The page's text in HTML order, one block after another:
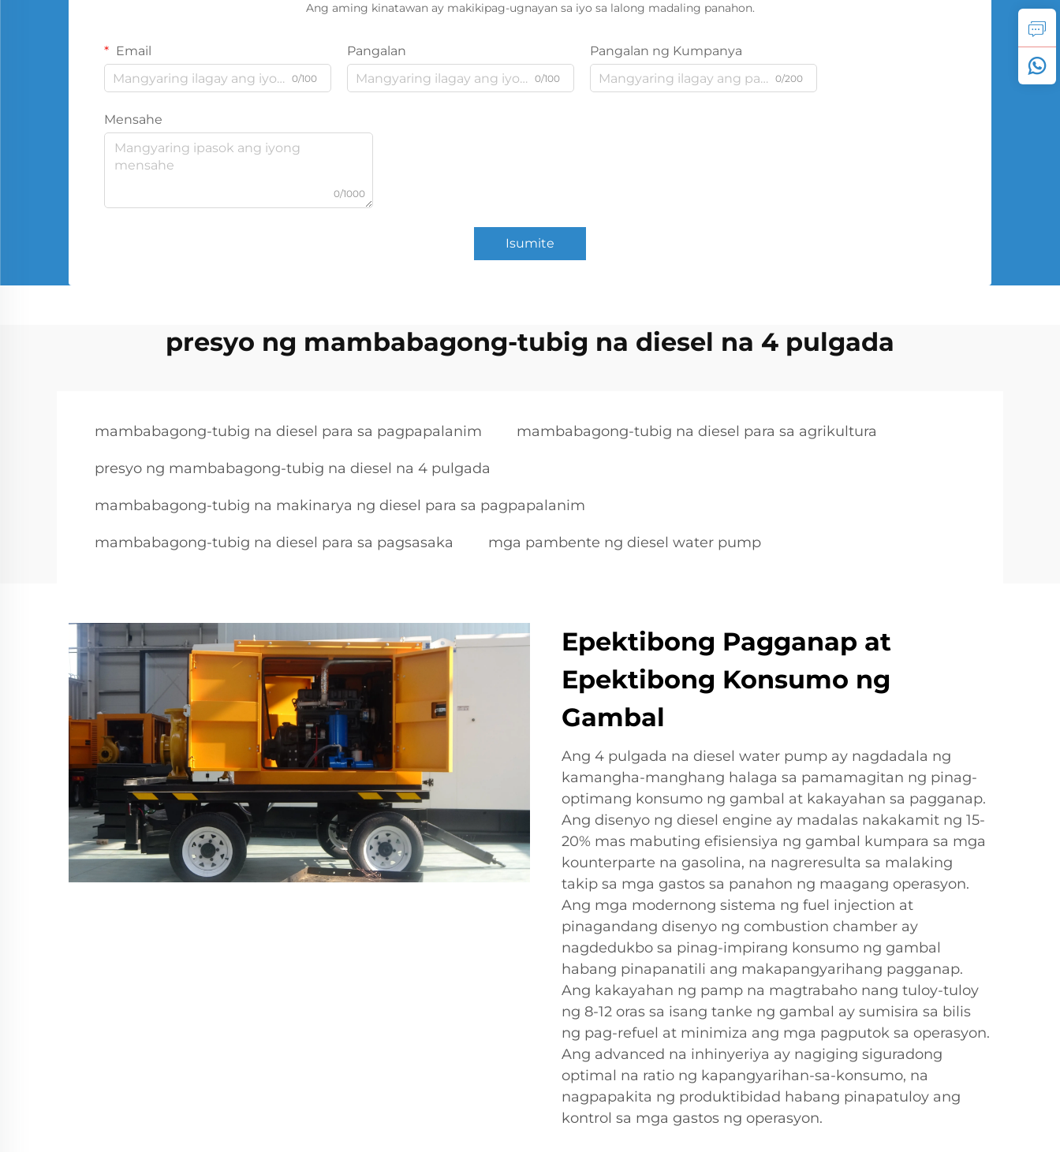
Ang aming kinatawan ay makikipag-ugnayan sa iyo sa lalong madaling panahon.
Email
0/100
Pangalan
0/100
Pangalan ng Kumpanya
0/200
Mensahe
0/1000
Isumite
presyo ng mambabagong-tubig na diesel na 4 pulgada
mambabagong-tubig na diesel para sa pagpapalanim mambabagong-tubig na diesel para sa agrikultura
presyo ng mambabagong-tubig na diesel na 4 pulgada
mambabagong-tubig na makinarya ng diesel para sa pagpapalanim
mambabagong-tubig na diesel para sa pagsasaka mga pambente ng diesel water pump
Epektibong Pagganap at
Epektibong Konsumo ng
Gambal
Ang 4 pulgada na diesel water pump ay nagdadala ng
kamangha-manghang halaga sa pamamagitan ng pinag-
optimang konsumo ng gambal at kakayahan sa pagganap.
Ang disenyo ng diesel engine ay madalas nakakamit ng 15-
20% mas mabuting efisiensiya ng gambal kumpara sa mga
kounterparte na gasolina, na nagreresulta sa malaking
takip sa mga gastos sa panahon ng maagang operasyon.
Ang mga modernong sistema ng fuel injection at
pinagandang disenyo ng combustion chamber ay
nagdedukbo sa pinag-impirang konsumo ng gambal
habang pinapanatili ang makapangyarihang pagganap.
Ang kakayahan ng pamp na magtrabaho nang tuloy-tuloy
ng 8-12 oras sa isang tanke ng gambal ay sumisira sa bilis
ng pag-refuel at minimiza ang mga pagputok sa operasyon.
Ang advanced na inhinyeriya ay nagiging siguradong
optimal na ratio ng kapangyarihan-sa-konsumo, na
nagpapakita ng produktibidad habang pinapatuloy ang
kontrol sa mga gastos ng operasyon.